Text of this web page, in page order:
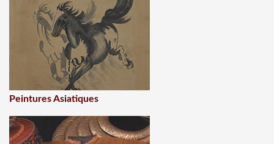
Peintures Asiatiques